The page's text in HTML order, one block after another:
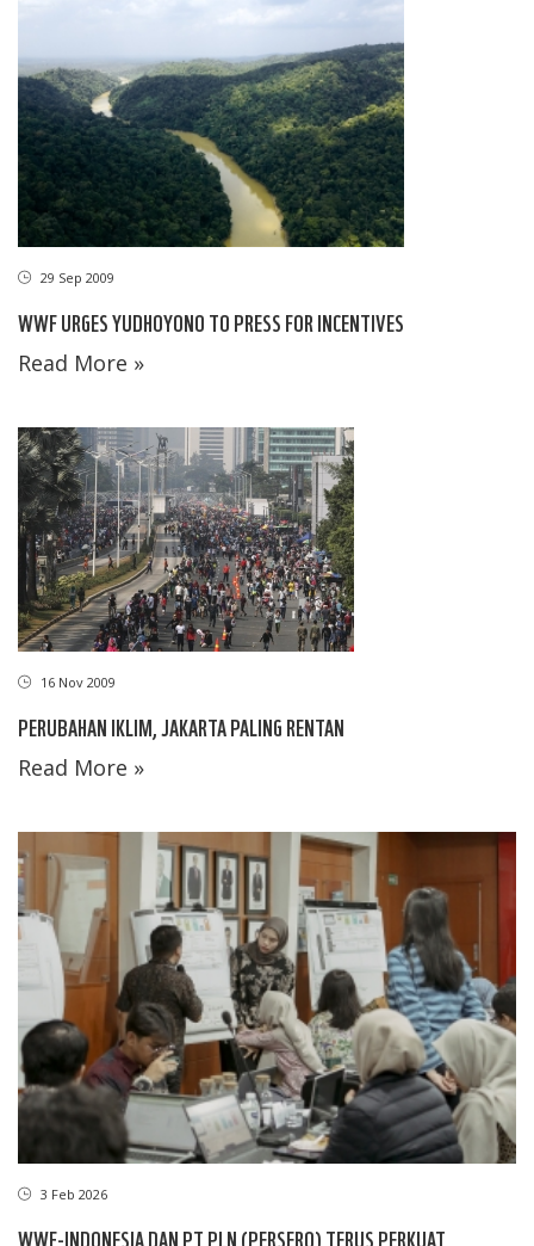
29 Sep 2009
WWF URGES YUDHOYONO TO PRESS FOR INCENTIVES
Read More »
16 Nov 2009
PERUBAHAN IKLIM, JAKARTA PALING RENTAN
Read More »
3 Feb 2026
WWF-INDONESIA DAN PT PLN (PERSERO) TERUS PERKUAT